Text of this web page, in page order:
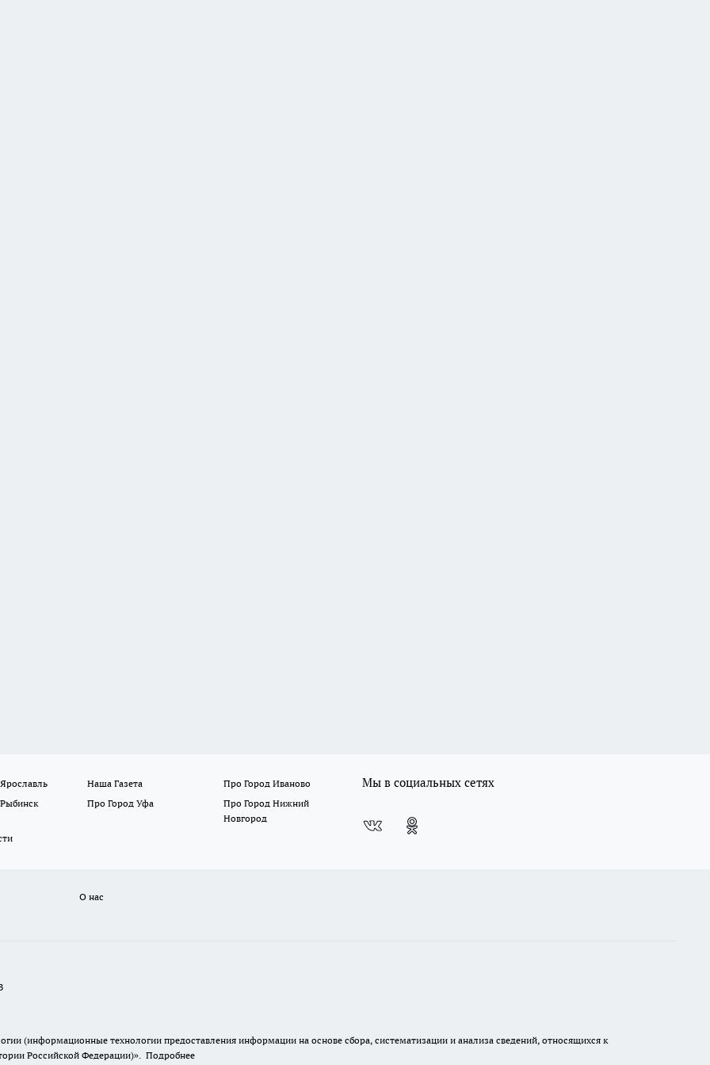
Наша Газета
Про Город Иваново
Про Город Уфа
Про Город Нижний
Новгород
Мы в социальных сетях
О нас
(информационные технологии предоставления информации на основе сбора, систематизации и анализа сведений, относящихся к
Российской Федерации)». Подробнее